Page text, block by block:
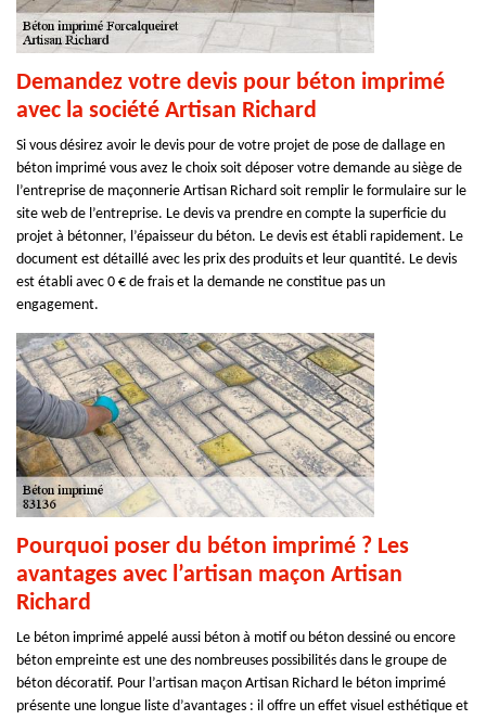
Demandez votre devis pour béton imprimé
avec la société Artisan Richard
Si vous désirez avoir le devis pour de votre projet de pose de dallage en
béton imprimé vous avez le choix soit déposer votre demande au siège de
l’entreprise de maçonnerie Artisan Richard soit remplir le formulaire sur le
site web de l’entreprise. Le devis va prendre en compte la superficie du
projet à bétonner, l’épaisseur du béton. Le devis est établi rapidement. Le
document est détaillé avec les prix des produits et leur quantité. Le devis
est établi avec 0 € de frais et la demande ne constitue pas un
engagement.
Pourquoi poser du béton imprimé ? Les
avantages avec l’artisan maçon Artisan
Richard
Le béton imprimé appelé aussi béton à motif ou béton dessiné ou encore
béton empreinte est une des nombreuses possibilités dans le groupe de
béton décoratif. Pour l’artisan maçon Artisan Richard le béton imprimé
présente une longue liste d’avantages : il offre un effet visuel esthétique et